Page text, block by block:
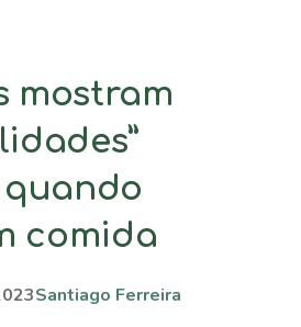
mostram
comida
Santiago Ferreira